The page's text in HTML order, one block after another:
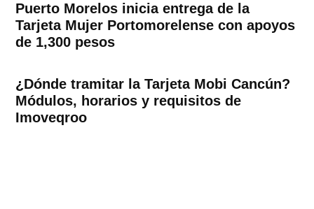
Puerto Morelos inicia entrega de la
Tarjeta Mujer Portomorelense con apoyos
de 1,300 pesos
¿Dónde tramitar la Tarjeta Mobi Cancún?
Módulos, horarios y requisitos de
Imoveqroo